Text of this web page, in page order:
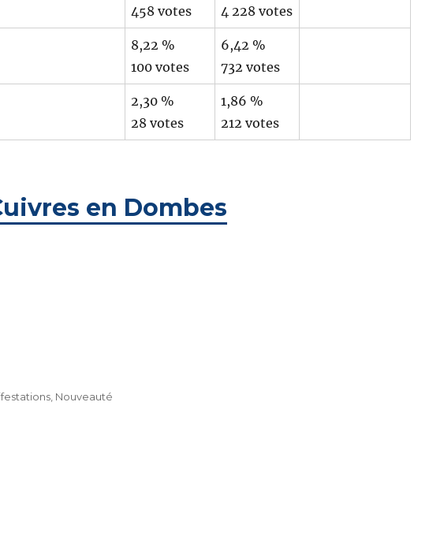
458 votes
4 228 votes
8,22 %
100 votes
6,42 %
732 votes
2,30 %
28 votes
1,86 %
212 votes
en Dombes
, Nouveauté